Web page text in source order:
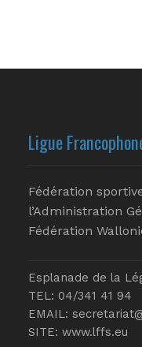
Ligue
Fédération
l’Administration
Fédération
Esplanade de la
TEL: 04/341 41 94
EMAIL:
SITE: www.lffs.eu